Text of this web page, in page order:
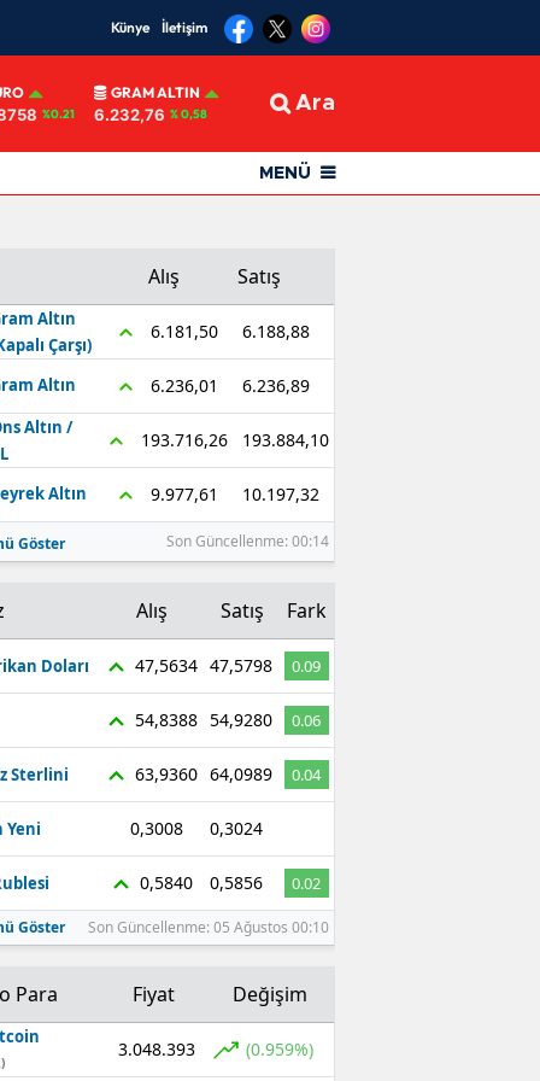
Künye İletişim
%0.21
GRAM ALTIN
6.232,76 % 0,58 Ara
MENÜ
Alış Satış
Altın
Çarşı)
6.181,50 6.188,88
Altın 6.236,01 6.236,89
Altın /
193.716,26 193.884,10
Altın 9.977,61 10.197,32
Göster Son Güncellenme: 00:14
Alış Satış Fark
Doları 47,5634 47,5798 0.09
54,8388 54,9280 0.06
Sterlini 63,9360 64,0989 0.04
Yeni 0,3008 0,3024
0,5840 0,5856 0.02
Göster Son Güncellenme: 05 Ağustos 00:10
Para Fiyat Değişim
3.048.393 (0.959%)